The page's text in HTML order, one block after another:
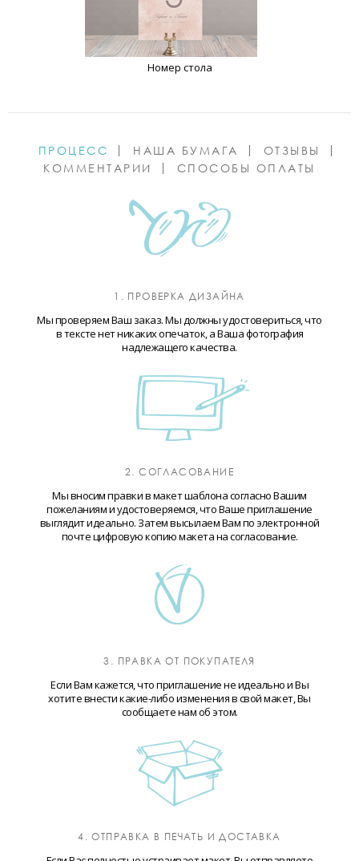
Номер стола
ПРОЦЕСС НАША БУМАГА
ОТЗЫВЫ
КОММЕНТАРИИ
СПОСОБЫ ОПЛАТЫ
1. ПРОВЕРКА ДИЗАЙНА
Мы проверяем Ваш заказ. Мы должны удостовериться, что
в тексте нет никаких опечаток, а Ваша фотография
надлежащего качества.
2. СОГЛАСОВАНИЕ
Мы вносим правки в макет шаблона согласно Вашим
пожеланиям и удостоверяемся, что Ваше приглашение
выглядит идеально. Затем высылаем Вам по электронной
почте цифровую копию макета на согласование.
3. ПРАВКА ОТ ПОКУПАТЕЛЯ
Если Вам кажется, что приглашение не идеально и Вы
хотите внести какие-либо изменения в свой макет, Вы
сообщаете нам об этом.
4. ОТПРАВКА В ПЕЧАТЬ И ДОСТАВКА